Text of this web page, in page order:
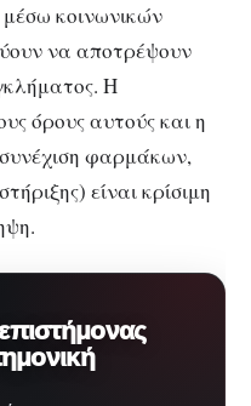
κοινωνικών
να αποτρέψουν
Η
όρους αυτούς και η
φαρμάκων,
είναι κρίσιμη